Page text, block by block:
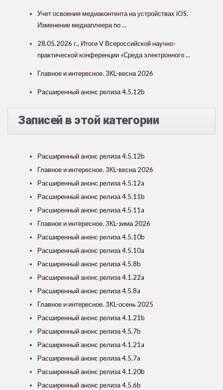
Учет освоения медиаконтента на устройствах iOS.
Изменение медиаплеера по ...
28.05.2026 г., Итоги V Всероссийской научно-
практической конференции «Среда электронного ...
Главное и интересное. 3КL-весна 2026
Расширенный анонс релиза 4.5.12b
Записей в этой категории
Расширенный анонс релиза 4.5.12b
Главное и интересное. 3КL-весна 2026
Расширенный анонс релиза 4.5.12a
Расширенный анонс релиза 4.5.11b
Расширенный анонс релиза 4.5.11a
Главное и интересное. 3КL-зима 2026
Расширенный анонс релиза 4.5.10b
Расширенный анонс релиза 4.5.10a
Расширенный анонс релиза 4.5.8b
Расширенный анонс релиза 4.1.22a
Расширенный анонс релиза 4.5.8a
Главное и интересное. 3КL-осень 2025
Расширенный анонс релиза 4.1.21b
Расширенный анонс релиза 4.5.7b
Расширенный анонс релиза 4.1.21a
Расширенный анонс релиза 4.5.7a
Расширенный анонс релиза 4.1.20b
Расширенный анонс релиза 4.5.6b